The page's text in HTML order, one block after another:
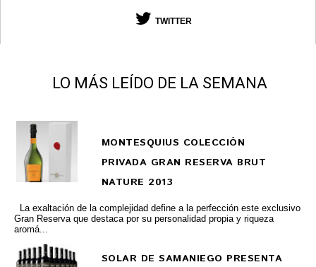
TWITTER
LO MÁS LEÍDO DE LA SEMANA
MONTESQUIUS COLECCIÓN
PRIVADA GRAN RESERVA BRUT
NATURE 2013
La exaltación de la complejidad define a la perfección este exclusivo
Gran Reserva que destaca por su personalidad propia y riqueza
aromá...
SOLAR DE SAMANIEGO PRESENTA